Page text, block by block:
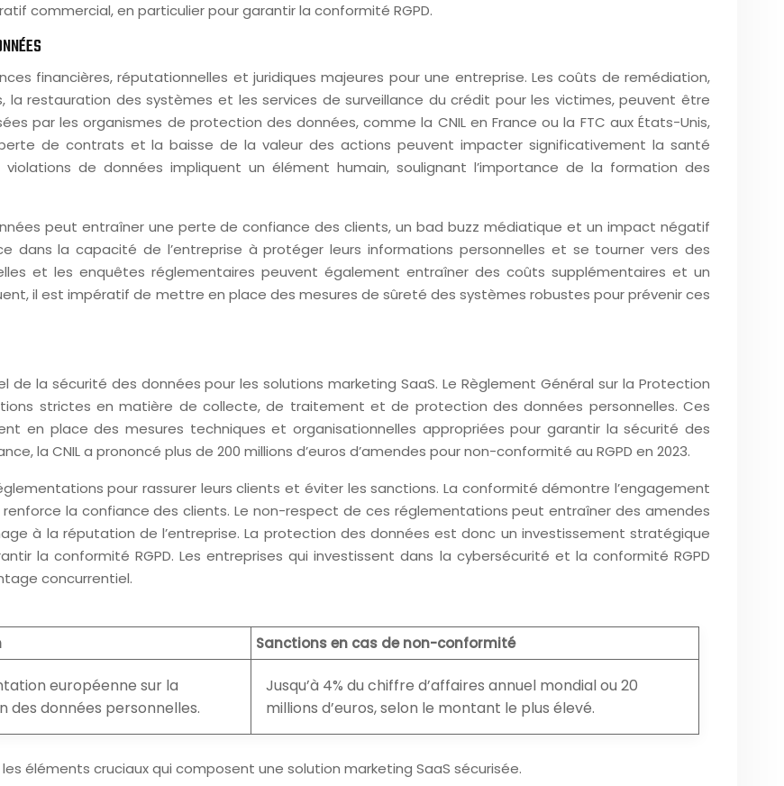
commercial, en particulier pour garantir la conformité RGPD.
financières, réputationnelles et juridiques majeures pour une entreprise. Les coûts de remédiation,
la restauration des systèmes et les services de surveillance du crédit pour les victimes, peuvent être
par les organismes de protection des données, comme la CNIL en France ou la FTC aux États-Unis,
de contrats et la baisse de la valeur des actions peuvent impacter significativement la santé
violations de données impliquent un élément humain, soulignant l’importance de la formation des
peut entraîner une perte de confiance des clients, un bad buzz médiatique et un impact négatif
dans la capacité de l’entreprise à protéger leurs informations personnelles et se tourner vers des
et les enquêtes réglementaires peuvent également entraîner des coûts supplémentaires et un
il est impératif de mettre en place des mesures de sûreté des systèmes robustes pour prévenir ces
la sécurité des données pour les solutions marketing SaaS. Le Règlement Général sur la Protection
strictes en matière de collecte, de traitement et de protection des données personnelles. Ces
en place des mesures techniques et organisationnelles appropriées pour garantir la sécurité des
la CNIL a prononcé plus de 200 millions d’euros d’amendes pour non-conformité au RGPD en 2023.
pour rassurer leurs clients et éviter les sanctions. La conformité démontre l’engagement
la confiance des clients. Le non-respect de ces réglementations peut entraîner des amendes
à la réputation de l’entreprise. La protection des données est donc un investissement stratégique
la conformité RGPD. Les entreprises qui investissent dans la cybersécurité et la conformité RGPD
concurrentiel.
Sanctions en cas de non-conformité
européenne sur la
des données personnelles.
Jusqu’à 4% du chiffre d’affaires annuel mondial ou 20
millions d’euros, selon le montant le plus élevé.
éléments cruciaux qui composent une solution marketing SaaS sécurisée.